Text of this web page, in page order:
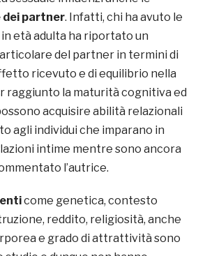
dei partner. Infatti, chi ha avuto le
età adulta ha riportato un
del partner in termini di
ricevuto e di equilibrio nella
raggiunto la maturità cognitiva ed
acquisire abilità relazionali
agli individui che imparano in
intime mentre sono ancora
l’autrice.
come genetica, contesto
reddito, religiosità, anche
e grado di attrattività sono